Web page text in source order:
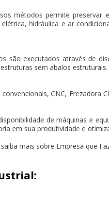
métodos permite preservar
hidráulica e ar
são executados através de
sem abalos estruturais.
CNC, Frezadora
de máquinas e
em sua produtividade e
mais sobre Empresa que